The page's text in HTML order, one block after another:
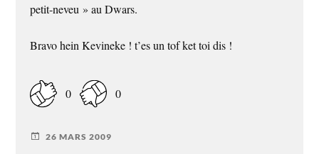
petit-neveu » au Dwars.
Bravo hein Kevineke ! t’es un tof ket toi dis !
0 0
26 MARS 2009